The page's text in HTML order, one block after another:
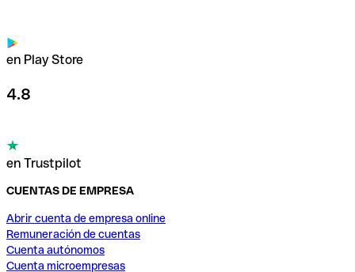
en Play Store
4.8
en Trustpilot
CUENTAS DE EMPRESA
Abrir cuenta de empresa online
Remuneración de cuentas
Cuenta autónomos
Cuenta microempresas